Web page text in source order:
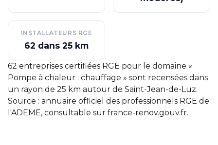
INSTALLATEURS RGE
62 dans 25 km
62 entreprises certifiées RGE pour le domaine «
Pompe à chaleur : chauffage » sont recensées dans
un rayon de 25 km autour de Saint-Jean-de-Luz.
Source : annuaire officiel des professionnels RGE de
l'ADEME, consultable sur france-renov.gouv.fr.